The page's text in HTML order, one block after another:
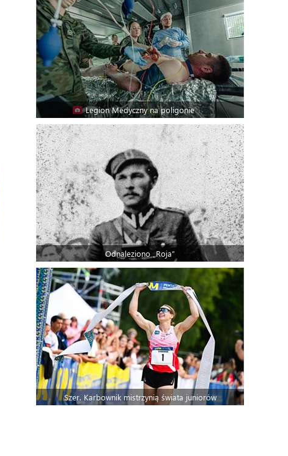
Legion Medyczny na poligonie
Odnaleziono „Roja”
Szer. Karbownik mistrzynią świata juniorów